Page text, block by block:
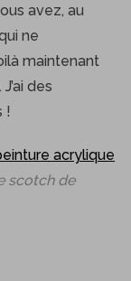
avez, au
ne
maintenant
des
!
scotch de